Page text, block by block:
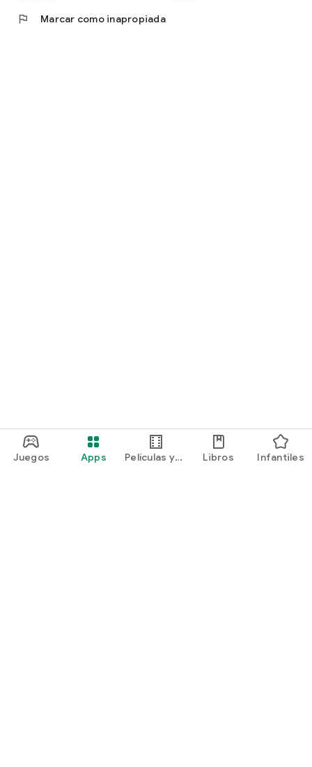
Juegos Apps
Películas y
Libros Infantiles
flag Marcar como inapropiada